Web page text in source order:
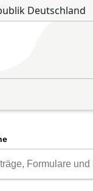
Deutschland